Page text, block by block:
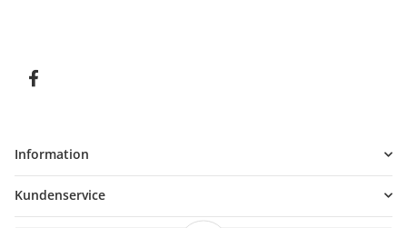
Information
Kundenservice